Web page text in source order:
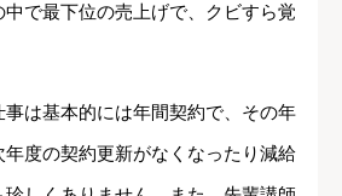
中で最下位の売上げで、クビすら覚
は基本的には年間契約で、その年
度の契約更新がなくなったり減給